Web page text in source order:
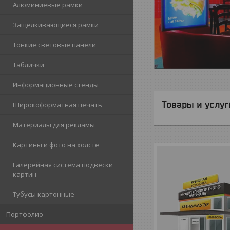
Алюминиевые рамки
Защелкивающиеся рамки
Тонкие световые панели
Таблички
Информационные стенды
Широкоформатная печать
Материалы для рекламы
Картины и фото на холсте
Галерейная система подвески
картин
Тубусы картонные
Портфолио
Товары и